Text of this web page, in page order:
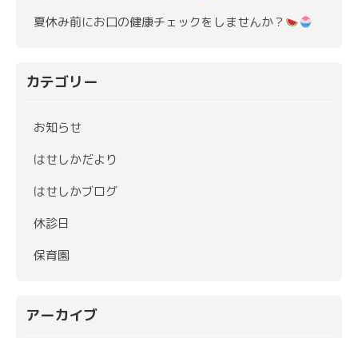
夏休み前にお口の健康チェックをしませんか？
カテゴリー
お知らせ
はせしかだより
はせしかブログ
休診日
保育園
アーカイブ